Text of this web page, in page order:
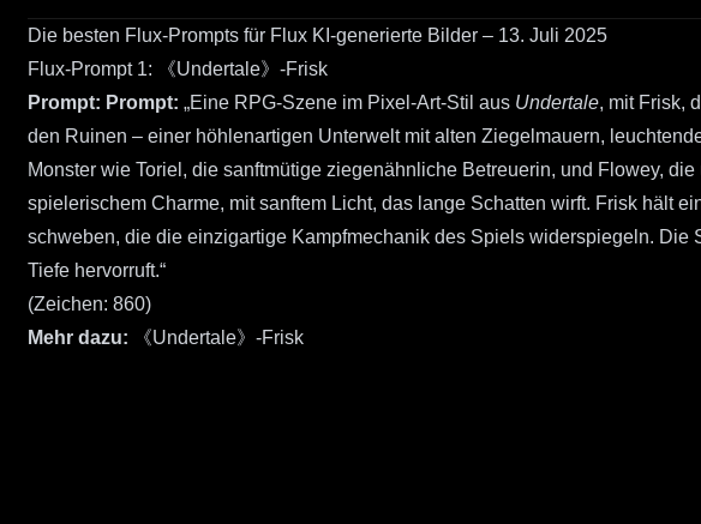
Die besten Flux-Prompts für Flux KI-generierte Bilder – 13. Juli 2025
Flux-Prompt 1: 《Undertale》-Frisk
Prompt: Prompt: „Eine RPG-Szene im Pixel-Art-Stil aus Undertale, mit Frisk,
den Ruinen – einer höhlenartigen Unterwelt mit alten Ziegelmauern,
Monster wie Toriel, die sanftmütige ziegenähnliche Betreuerin, und Flowey,
spielerischem Charme, mit sanftem Licht, das lange Schatten wirft. Frisk hält
schweben, die die einzigartige Kampfmechanik des Spiels widerspiegeln.
Tiefe hervorruft.“
(Zeichen: 860)
Mehr dazu:
《Undertale》-Frisk